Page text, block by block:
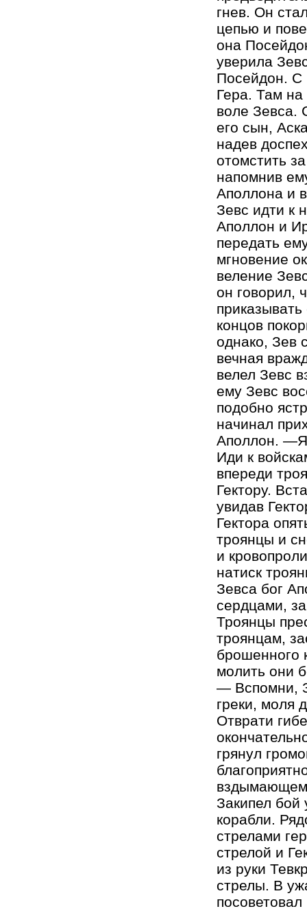
гнев. Он
цепью и
она
уверила
Посейдон. С
Гера. Там на
воле Зевса.
его сын,
надев
отомстить
напомнив
Аполлона и
Зевс идти к
Аполлон и
передать
мгновение
веление
он говорил,
концов
однако, Зев
вечная
велел Зевс
ему Зевс
подобно
начинал
Аполлон.
Иди к
впереди
Гектору.
увидав
Гектора
троянцы и
и
натиск
Зевса бог
сердцами,
Троянцы
троянцам,
брошенного
молить они
— Вспомни,
греки, моля
Отврати
грянул
Закипел бой
корабли.
стрелами
стрелой и
из руки
стрелы. В